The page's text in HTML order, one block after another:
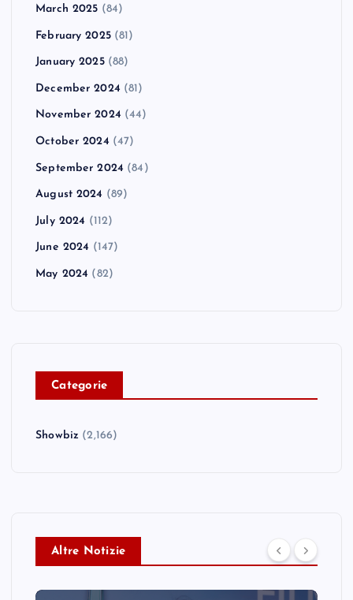
March 2025 (84)
February 2025(81)
January 2025(88)
December 2024 (81)
November 2024 (44)
October 2024 (47)
September 2024 (84)
August 2024 (89)
July 2024 (112)
June 2024 (147)
May 2024 (82)
Categorie
Showbiz (2,166)
Altre Notizie